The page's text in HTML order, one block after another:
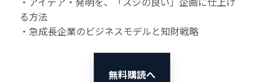
る方法
・急成長企業のビジネスモデルと知財戦略
無料購読へ